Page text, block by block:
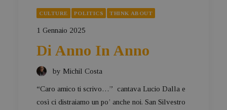
CULTURE POLITICS THINK ABOUT
1 Gennaio 2025
Di Anno In Anno
by Michil Costa
“Caro amico ti scrivo…” cantava Lucio Dalla e
così ci distraiamo un po’ anche noi. San Silvestro